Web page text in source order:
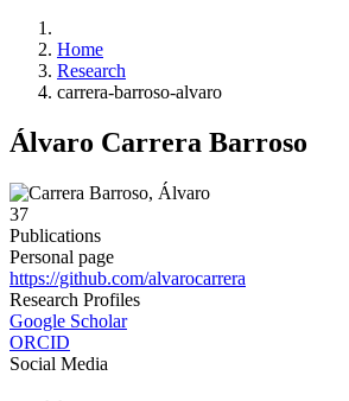
Home
Research
carrera-barroso-alvaro
Álvaro Carrera Barroso
37
Publications
Personal page
https://github.com/alvarocarrera
Research Profiles
Google Scholar
ORCID
Social Media